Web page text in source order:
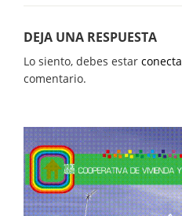
DEJA UNA RESPUESTA
Lo siento, debes estar
comentario.